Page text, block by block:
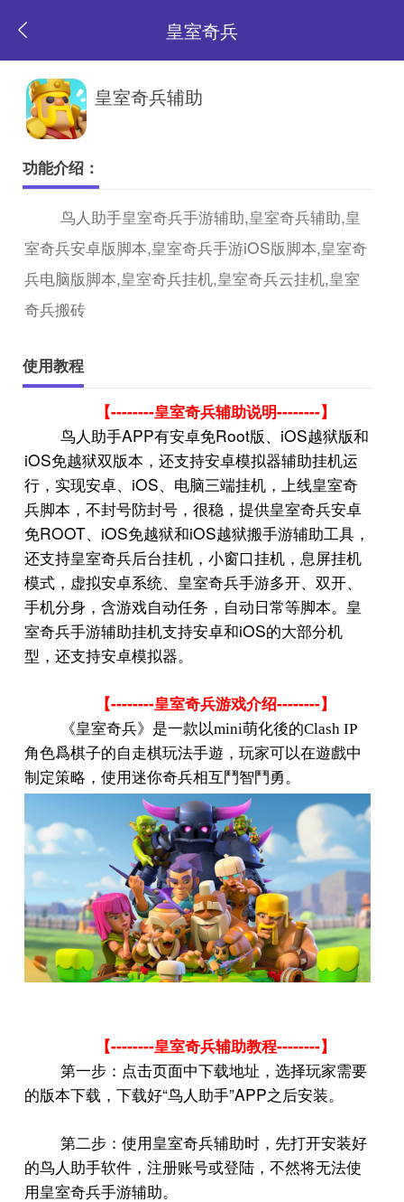
皇室奇兵
返
页
皇室奇兵辅助
功能介绍：
鸟人助手皇室奇兵手游辅助,皇室奇兵辅助,皇
室奇兵安卓版脚本,皇室奇兵手游iOS版脚本,皇室奇
兵电脑版脚本,皇室奇兵挂机,皇室奇兵云挂机,皇室
奇兵搬砖
使用教程
【--------皇室奇兵辅助说明--------】
鸟人助手APP有安卓免Root版、 iOS越狱版和
iOS免越狱双版本，还支持安卓模拟器辅助挂机运
行，实现安卓、 iOS、电脑三端挂机，上线皇室奇
兵脚本，不封号防封号，很稳，提供皇室奇兵安卓
免ROOT、 iOS免越狱和iOS越狱搬手游辅助工具，
还支持皇室奇兵后台挂机，小窗口挂机，息屏挂机
模式，虚拟安卓系统、皇室奇兵手游多开、双开、
手机分身，含游戏自动任务，自动日常等脚本。皇
室奇兵手游辅助挂机支持安卓和iOS的大部分机
型，还支持安卓模拟器。
【--------皇室奇兵游戏介绍--------】
《皇室奇兵》是一款以mini萌化後的Clash IP
角色爲棋子的自走棋玩法手遊，玩家可以在遊戲中
制定策略，使用迷你奇兵相互鬥智鬥勇。
【--------皇室奇兵辅助教程--------】
第一步：点击页面中下载地址，选择玩家需要
的版本下载，下载好“鸟人助手”APP之后安装。
第二步：使用皇室奇兵辅助时，先打开安装好
的鸟人助手软件，注册账号或登陆，不然将无法使
用皇室奇兵手游辅助。